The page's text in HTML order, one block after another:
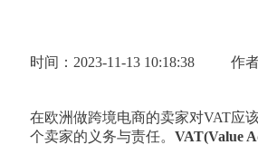
时间：2023-11-13 10:18:38 作
在欧洲做跨境电商的卖家对VAT应
个卖家的义务与责任。VAT(Value